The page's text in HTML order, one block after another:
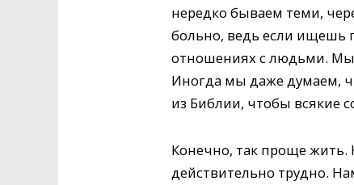
нередко бываем теми,
больно, ведь если ищешь
отношениях с людьми. Мы
Иногда мы даже думаем,
из Библии, чтобы всякие
Конечно, так проще жить.
действительно трудно.